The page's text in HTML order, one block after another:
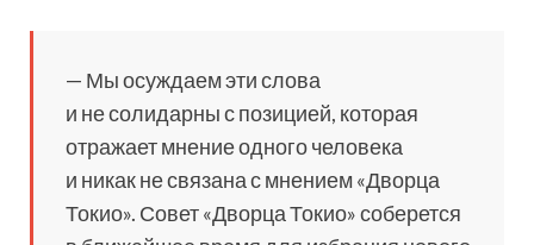
— Мы осуждаем эти слова
и не солидарны с позицией, которая
отражаетмнение одного человека
и никак не связана с мнением «Дворца
Токио». Совет «Дворца Токио» соберется